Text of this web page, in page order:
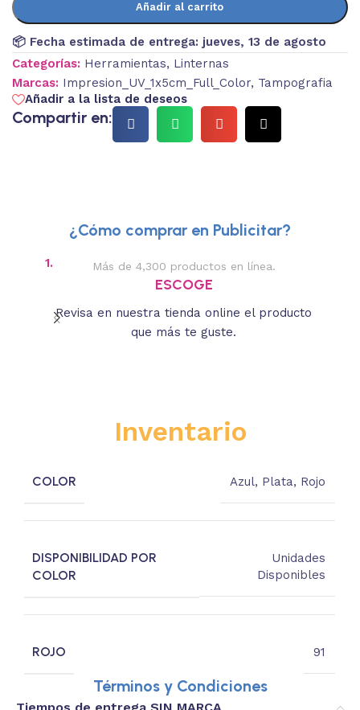
Añadir al carrito
📦 Fecha estimada de entrega: jueves, 13 de agosto
Categorías: Herramientas, Linternas
Marcas: Impresion_UV_1x5cm_Full_Color, Tampografia
Añadir a la lista de deseos
Compartir en:
¿Cómo comprar en Publicitar?
1. Más de 4,300 productos en línea.
ESCOGE
Revisa en nuestra tienda online el producto
que más te guste.
Inventario
COLOR Azul, Plata, Rojo
DISPONIBILIDAD POR
COLOR
Unidades
Disponibles
ROJO 91
Términos y Condiciones
Tiempos de entrega SIN MARCA